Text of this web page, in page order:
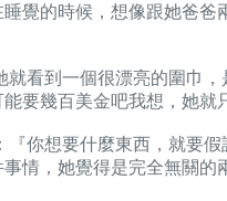
覺的時候，想像跟她爸
看到一個很漂亮的圍巾
要幾百美金吧我想，她就
你想要什麼東西，就要
情，她覺得是完全無關的